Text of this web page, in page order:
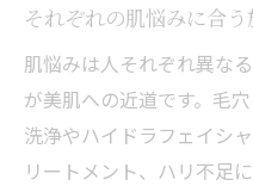
それぞれの肌悩みに合
肌悩みは人それぞれ異な
が美肌への近道です。毛
洗浄やハイドラフェイシ
リートメント、ハリ不足